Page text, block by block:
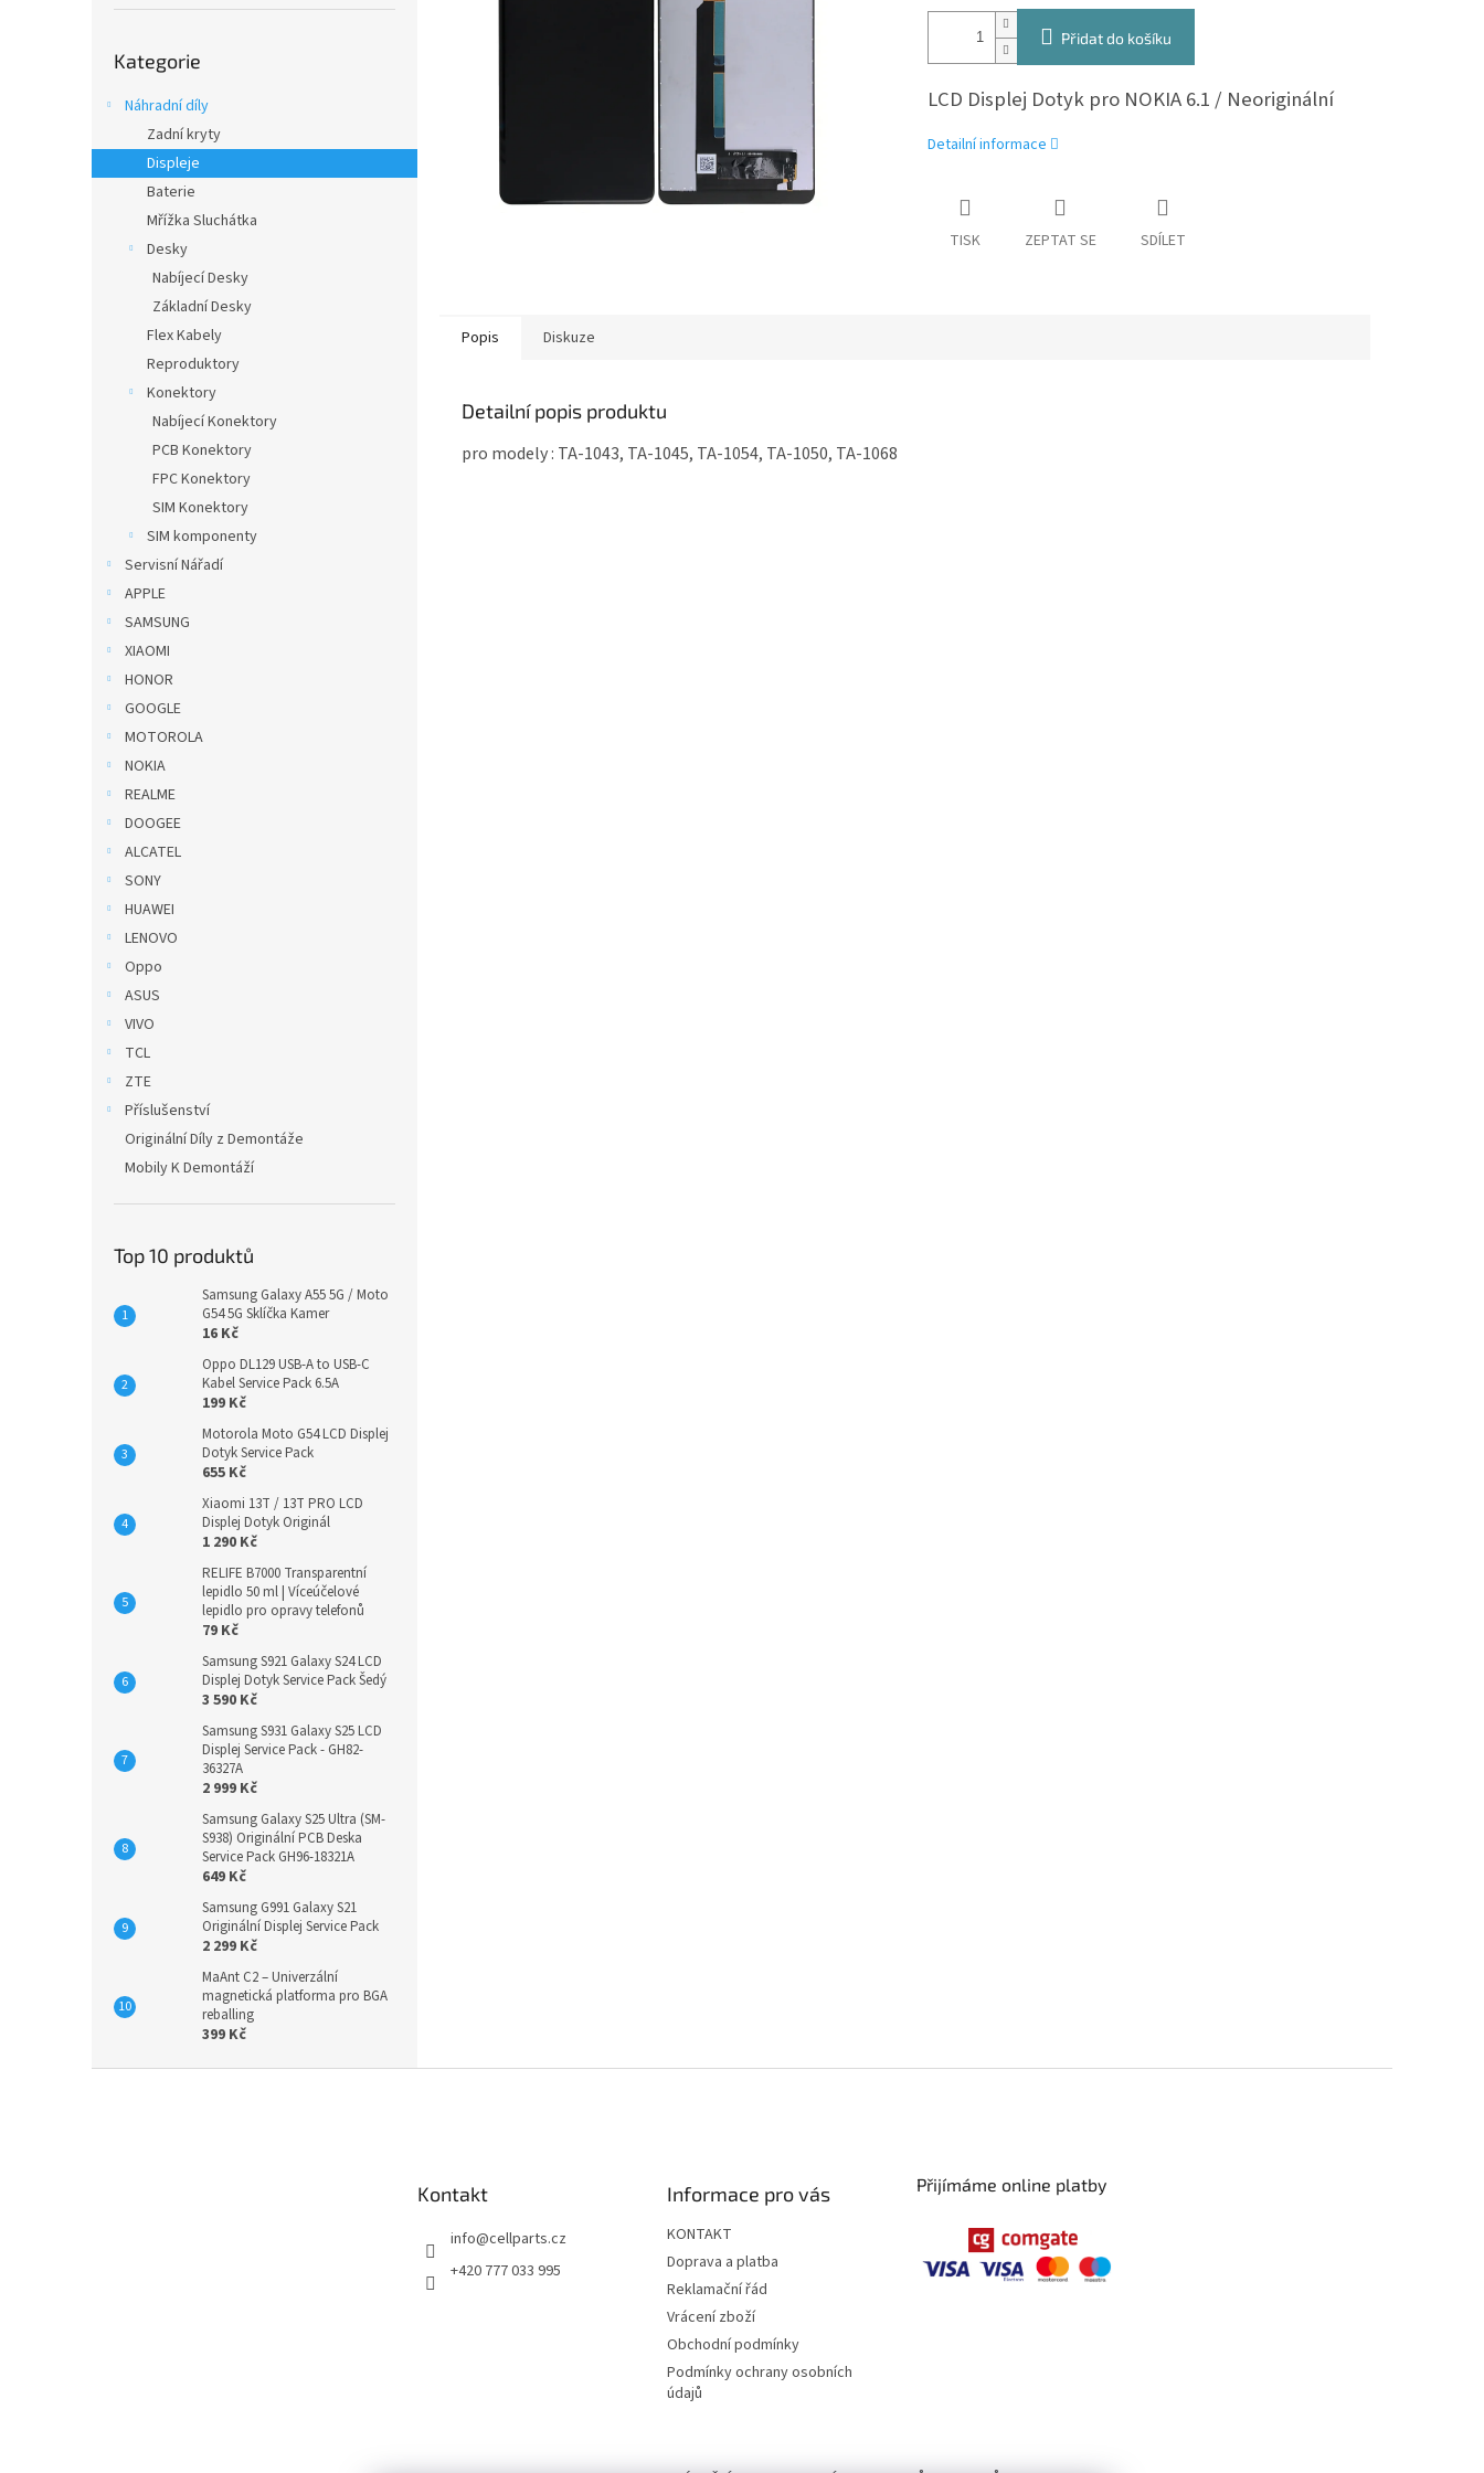
kategorie
Kategorie
Náhradní díly
Zadní kryty
Displeje
Baterie
Mřížka Sluchátka
Desky
Nabíjecí Desky
Základní Desky
Flex Kabely
Reproduktory
Konektory
Nabíjecí Konektory
PCB Konektory
FPC Konektory
SIM Konektory
SIM komponenty
Servisní Nářadí
APPLE
SAMSUNG
XIAOMI
HONOR
GOOGLE
MOTOROLA
NOKIA
REALME
DOOGEE
ALCATEL
SONY
HUAWEI
LENOVO
Oppo
ASUS
VIVO
TCL
ZTE
Příslušenství
Originální Díly z Demontáže
Mobily K Demontáží
Top 10 produktů
Samsung Galaxy A55 5G / Moto
G54 5G Sklíčka Kamer
16 Kč
Oppo DL129 USB-A to USB-C
Kabel Service Pack 6.5A
199 Kč
Motorola Moto G54 LCD Displej
Dotyk Service Pack
655 Kč
Xiaomi 13T / 13T PRO LCD
Displej Dotyk Originál
1 290 Kč
RELIFE B7000 Transparentní
lepidlo 50 ml | Víceúčelové
lepidlo pro opravy telefonů
79 Kč
Samsung S921 Galaxy S24 LCD
Displej Dotyk Service Pack Šedý
3 590 Kč
Samsung S931 Galaxy S25 LCD
Displej Service Pack - GH82-
36327A
2 999 Kč
Samsung Galaxy S25 Ultra (SM-
S938) Originální PCB Deska
Service Pack GH96-18321A
649 Kč
Samsung G991 Galaxy S21
Originální Displej Service Pack
2 299 Kč
MaAnt C2 – Univerzální
magnetická platforma pro BGA
reballing
399 Kč
Přidat do košíku
LCD Displej Dotyk pro NOKIA 6.1 / Neoriginální
Detailní informace
TISK ZEPTAT SE SDÍLET
Popis Diskuze
Detailní popis produktu
pro modely : TA-1043, TA-1045, TA-1054, TA-1050, TA-1068
Kontakt
info@cellparts.cz
+420 777 033 995
Informace pro vás
KONTAKT
Doprava a platba
Reklamační řád
Vrácení zboží
Obchodní podmínky
Podmínky ochrany osobních
údajů
Přijímáme online platby